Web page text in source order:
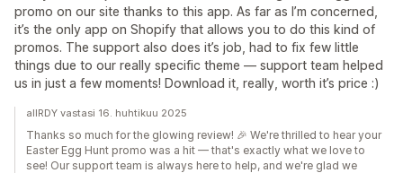
promo on our site thanks to this app. As far as I’m concerned,
it’s the only app on Shopify that allows you to do this kind of
promos. The support also does it’s job, had to fix few little
things due to our really specific theme — support team helped
us in just a few moments! Download it, really, worth it’s price :)
allRDY vastasi 16. huhtikuu 2025
Thanks so much for the glowing review! 🎉 We're thrilled to hear your
Easter Egg Hunt promo was a hit — that's exactly what we love to
see! Our support team is always here to help, and we're glad we